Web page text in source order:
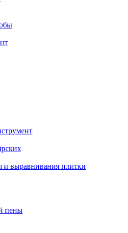
и выравнивания плитки
пены